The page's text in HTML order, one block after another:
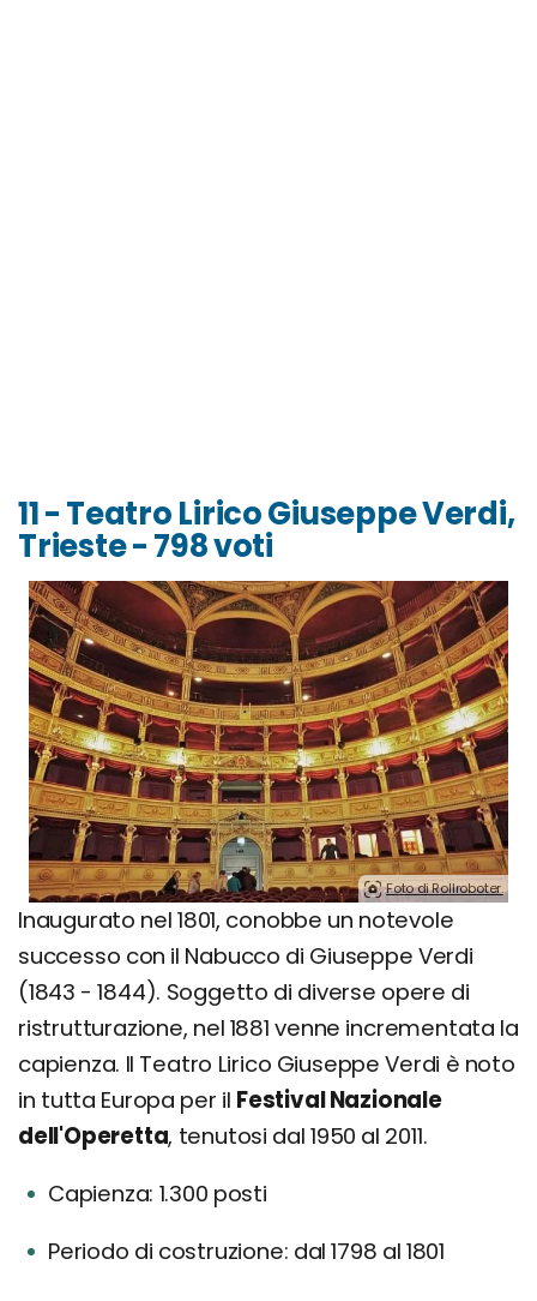
11 - Teatro Lirico Giuseppe Verdi,
Trieste - 798 voti
Foto di Rollroboter.
Inaugurato nel 1801, conobbe un notevole
successo con il Nabucco di Giuseppe Verdi
(1843 - 1844). Soggetto di diverse opere di
ristrutturazione, nel 1881 venne incrementata la
capienza. Il Teatro Lirico Giuseppe Verdi è noto
in tutta Europa per il Festival Nazionale
dell'Operetta, tenutosi dal 1950 al 2011.
Capienza: 1.300 posti
Periodo di costruzione: dal 1798 al 1801